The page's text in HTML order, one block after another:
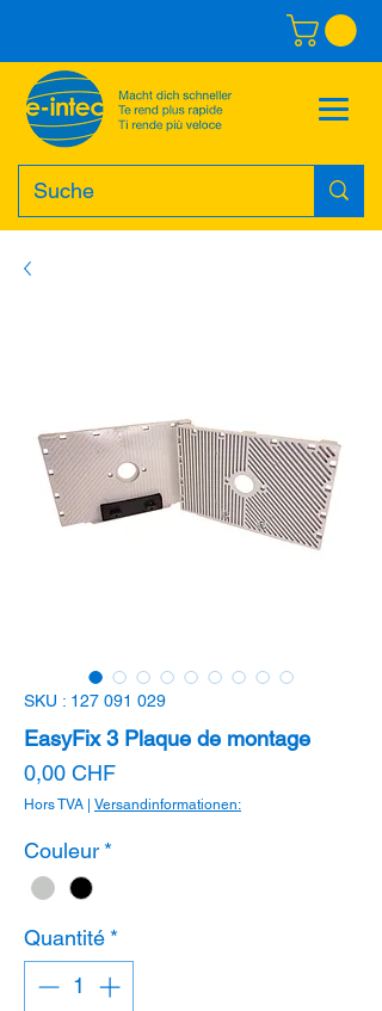
SKU : 127 091 029
EasyFix 3 Plaque de montage
0,00 CHFPrix
Hors TVA | Versandinformationen:
Couleur *
Quantité *